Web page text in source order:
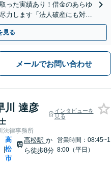
った実績あり！借金のあらゆ
力します「法人破産にも対
】【片原町駅5分】
見る
メールでお問い合わせ
川 達彦
インタビューを
見る
法律事務所
|
高
松
市
高松駅 か
ら徒歩8分
営業時間：08:45~1
8:00（平日）